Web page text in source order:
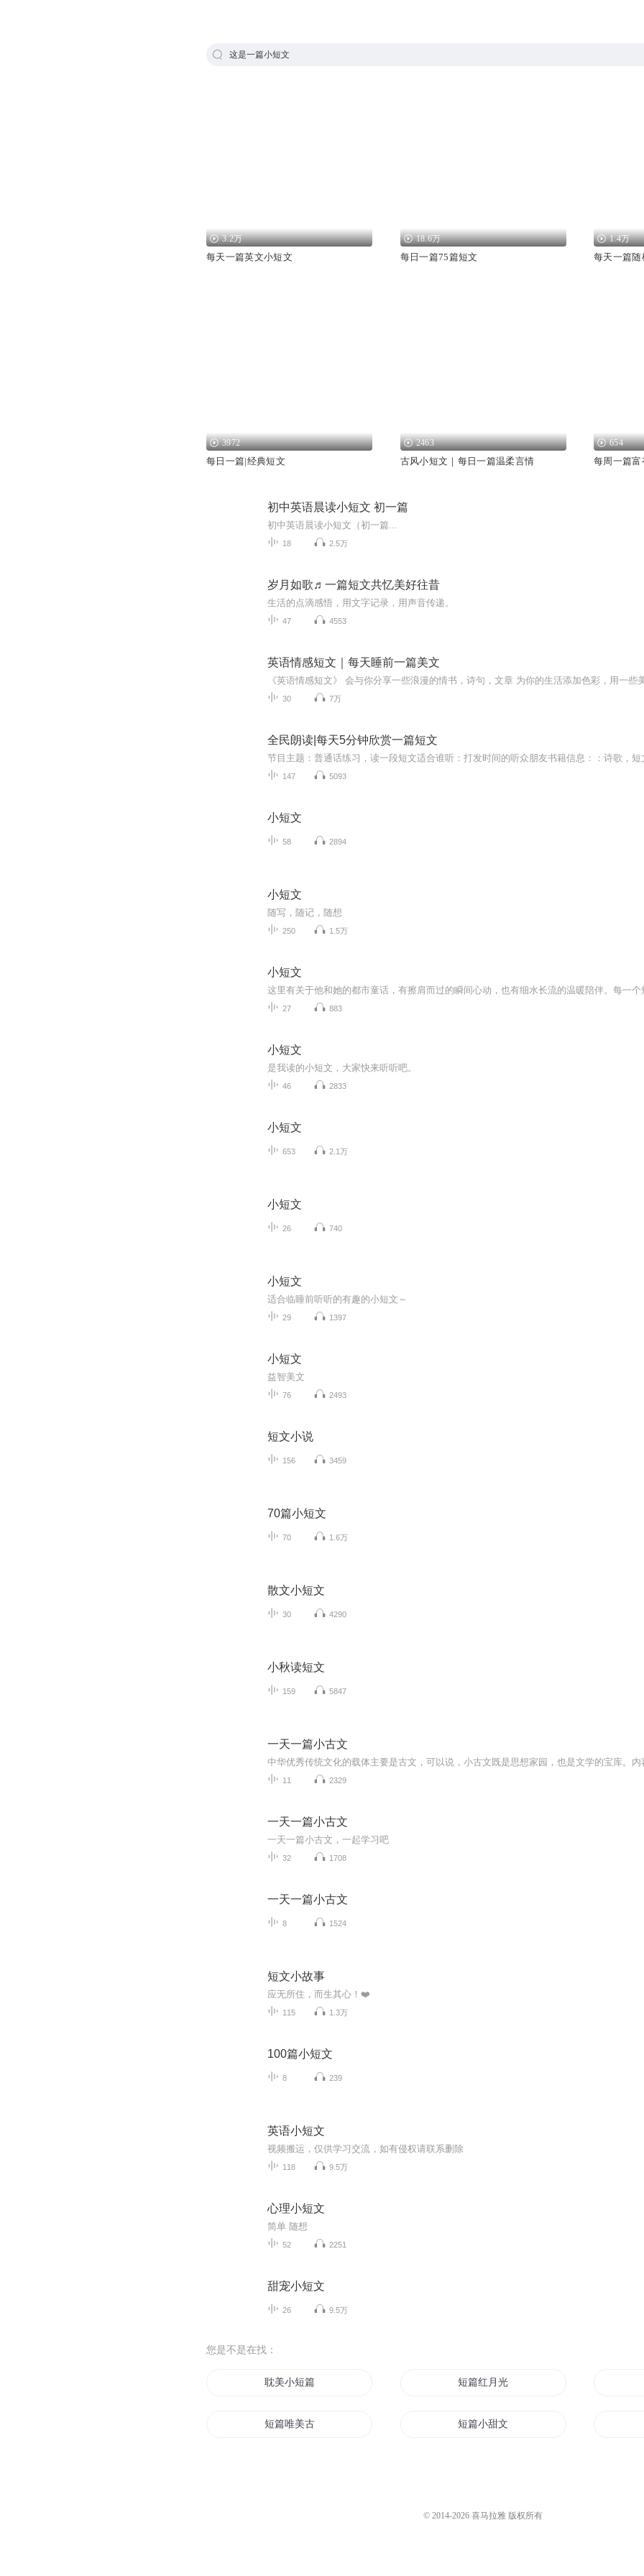
这是一篇小短文
3.2万
每天一篇英文小短文
18.6万
每日一篇75篇短文
1.4万
每天一篇随
3972
每日一篇|经典短文
2463
古风小短文｜每日一篇温柔言情
654
每周一篇富
初中英语晨读小短文 初一篇
初中英语晨读小短文（初一篇...
18 2.5万
岁月如歌♬一篇短文共忆美好往昔
生活的点滴感悟，用文字记录，用声音传递。
47 4553
英语情感短文｜每天睡前一篇美文
30 7万
全民朗读|每天5分钟欣赏一篇短文
147 5093
小短文
58 2894
小短文
随写，随记，随想
250 1.5万
小短文
27 883
小短文
是我读的小短文，大家快来听听吧。
46 2833
小短文
653 2.1万
小短文
26 740
小短文
适合临睡前听听的有趣的小短文～
29 1397
小短文
益智美文
76 2493
短文小说
156 3459
70篇小短文
70 1.6万
散文小短文
30 4290
小秋读短文
159 5847
一天一篇小古文
11 2329
一天一篇小古文
一天一篇小古文，一起学习吧
32 1708
一天一篇小古文
8 1524
短文小故事
应无所住，而生其心！❤️
115 1.3万
100篇小短文
8 239
英语小短文
视频搬运，仅供学习交流，如有侵权请联系删除
118 9.5万
心理小短文
简单 随想
52 2251
甜宠小短文
26 9.5万
您是不是在找：
耽美小短篇˜ 短篇红月光
短篇唯美古风 短篇小甜文
© 2014-2026 喜马拉雅 版权所有